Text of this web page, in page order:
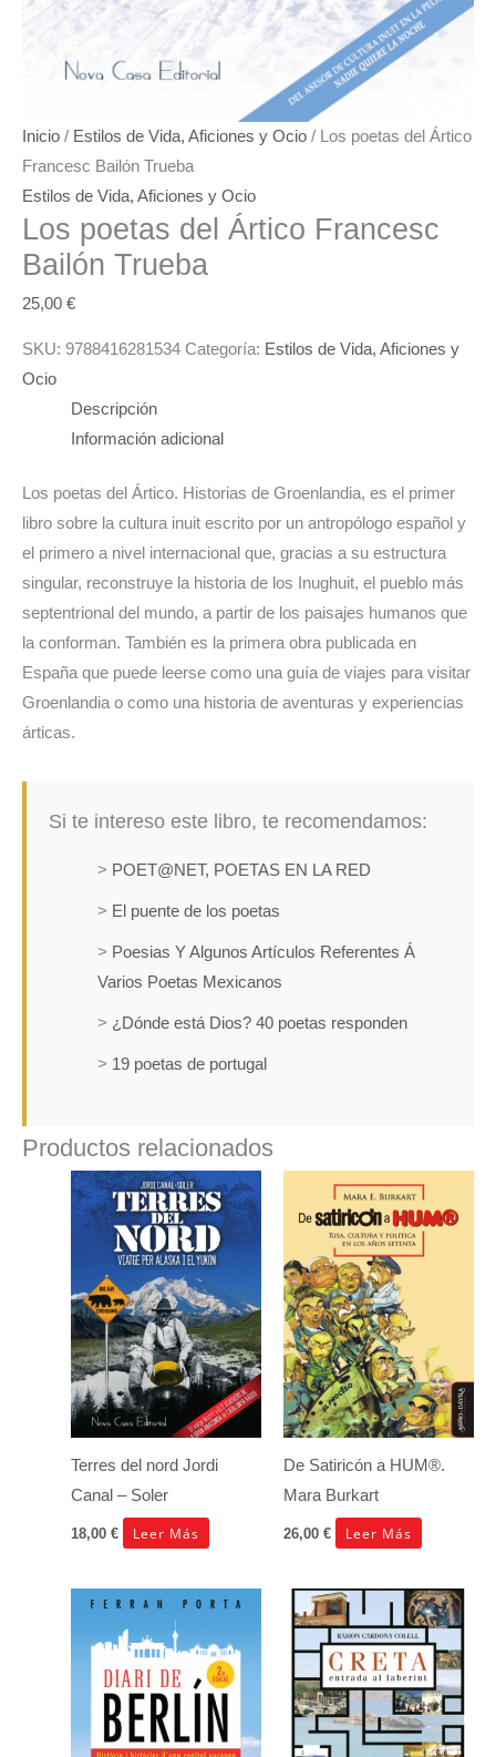
Inicio / Estilos de Vida, Aficiones y Ocio / Los poetas del Ártico
Francesc Bailón Trueba
Estilos de Vida, Aficiones y Ocio
Los poetas del Ártico Francesc
Bailón Trueba
25,00 €
SKU: 9788416281534 Categoría: Estilos de Vida, Aficiones y
Ocio
Descripción
Información adicional
Los poetas del Ártico. Historias de Groenlandia, es el primer
libro sobre la cultura inuit escrito por un antropólogo español y
el primero a nivel internacional que, gracias a su estructura
singular, reconstruye la historia de los Inughuit, el pueblo más
septentrional del mundo, a partir de los paisajes humanos que
la conforman. También es la primera obra publicada en
España que puede leerse como una guía de viajes para visitar
Groenlandia o como una historia de aventuras y experiencias
árticas.
Si te intereso este libro, te recomendamos:
> POET@NET, POETAS EN LA RED
> El puente de los poetas
> Poesias Y Algunos Artículos Referentes Á
Varios Poetas Mexicanos
> ¿Dónde está Dios? 40 poetas responden
> 19 poetas de portugal
Productos relacionados
Terres del nord Jordi
Canal – Soler
18,00 € Leer Más
De Satiricón a HUM®.
Mara Burkart
26,00 € Leer Más